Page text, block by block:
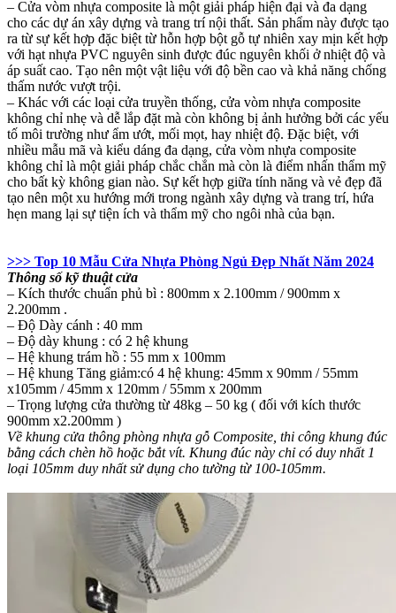
– Cửa vòm nhựa composite là một giải pháp hiện đại và đa dạng
cho các dự án xây dựng và trang trí nội thất. Sản phẩm này được tạo
ra từ sự kết hợp đặc biệt từ hỗn hợp bột gỗ tự nhiên xay mịn kết hợp
với hạt nhựa PVC nguyên sinh được đúc nguyên khối ở nhiệt độ và
áp suất cao. Tạo nên một vật liệu với độ bền cao và khả năng chống
thấm nước vượt trội.
– Khác với các loại cửa truyền thống, cửa vòm nhựa composite
không chỉ nhẹ và dễ lắp đặt mà còn không bị ảnh hưởng bởi các yếu
tố môi trường như ẩm ướt, mối mọt, hay nhiệt độ. Đặc biệt, với
nhiều mẫu mã và kiểu dáng đa dạng, cửa vòm nhựa composite
không chỉ là một giải pháp chắc chắn mà còn là điểm nhấn thẩm mỹ
cho bất kỳ không gian nào. Sự kết hợp giữa tính năng và vẻ đẹp đã
tạo nên một xu hướng mới trong ngành xây dựng và trang trí, hứa
hẹn mang lại sự tiện ích và thẩm mỹ cho ngôi nhà của bạn.
>>> Top 10 Mẫu Cửa Nhựa Phòng Ngủ Đẹp Nhất Năm 2024
Thông số kỹ thuật cửa
– Kích thước chuẩn phủ bì : 800mm x 2.100mm / 900mm x
2.200mm .
– Độ Dày cánh : 40 mm
– Độ dày khung : có 2 hệ khung
– Hệ khung trám hồ : 55 mm x 100mm
– Hệ khung Tăng giảm:có 4 hệ khung: 45mm x 90mm / 55mm
x105mm / 45mm x 120mm / 55mm x 200mm
– Trọng lượng cửa thường từ 48kg – 50 kg ( đối với kích thước
900mm x2.200mm )
Về khung cửa thông phòng nhựa gỗ Composite, thi công khung đúc
bằng cách chèn hồ hoặc bắt vít. Khung đúc này chỉ có duy nhất 1
loại 105mm duy nhất sử dụng cho tường từ 100-105mm.